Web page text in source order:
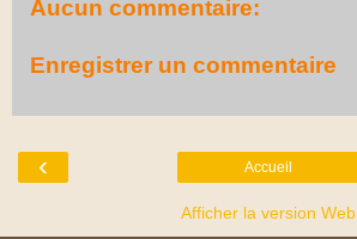
Aucun commentaire:
Enregistrer un commentaire
‹ Accueil
Afficher la version Web